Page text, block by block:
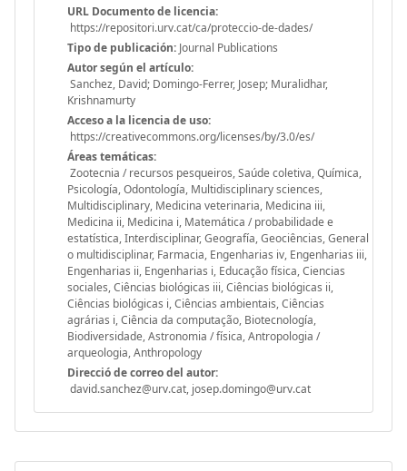
URL Documento de licencia:
https://repositori.urv.cat/ca/proteccio-de-dades/
Tipo de publicación: Journal Publications
Autor según el artículo:
Sanchez, David; Domingo-Ferrer, Josep; Muralidhar,
Krishnamurty
Acceso a la licencia de uso:
https://creativecommons.org/licenses/by/3.0/es/
Áreas temáticas:
Zootecnia / recursos pesqueiros, Saúde coletiva, Química,
Psicología, Odontología, Multidisciplinary sciences,
Multidisciplinary, Medicina veterinaria, Medicina iii,
Medicina ii, Medicina i, Matemática / probabilidade e
estatística, Interdisciplinar, Geografía, Geociências, General
o multidisciplinar, Farmacia, Engenharias iv, Engenharias iii,
Engenharias ii, Engenharias i, Educação física, Ciencias
sociales, Ciências biológicas iii, Ciências biológicas ii,
Ciências biológicas i, Ciências ambientais, Ciências
agrárias i, Ciência da computação, Biotecnología,
Biodiversidade, Astronomia / física, Antropologia /
arqueologia, Anthropology
Direcció de correo del autor:
david.sanchez@urv.cat, josep.domingo@urv.cat